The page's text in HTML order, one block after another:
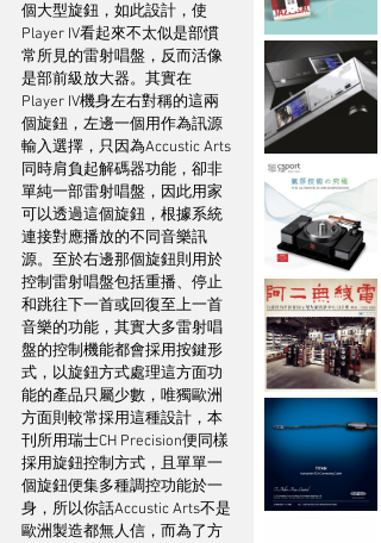
個大型旋鈕，如此設計，使
Player IV看起來不太似是部慣
常所見的雷射唱盤，反而活像
是部前級放大器。其實在
Player IV機身左右對稱的這兩
個旋鈕，左邊一個用作為訊源
輸入選擇，只因為Accustic Arts
同時肩負起解碼器功能，卻非
單純一部雷射唱盤，因此用家
可以透過這個旋鈕，根據系統
連接對應播放的不同音樂訊
源。至於右邊那個旋鈕則用於
控制雷射唱盤包括重播、停止
和跳往下一首或回復至上一首
音樂的功能，其實大多雷射唱
盤的控制機能都會採用按鍵形
式，以旋鈕方式處理這方面功
能的產品只屬少數，唯獨歐洲
方面則較常採用這種設計，本
刊所用瑞士CH Precision便同樣
採用旋鈕控制方式，且單單一
個旋鈕便集多種調控功能於一
身，所以你話Accustic Arts不是
歐洲製造都無人信，而為了方